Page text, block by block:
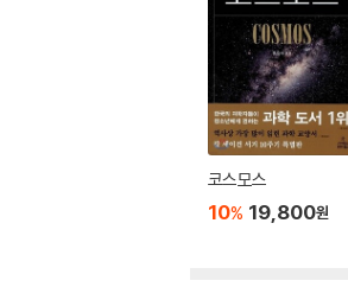
코스모스
10% 19,800원